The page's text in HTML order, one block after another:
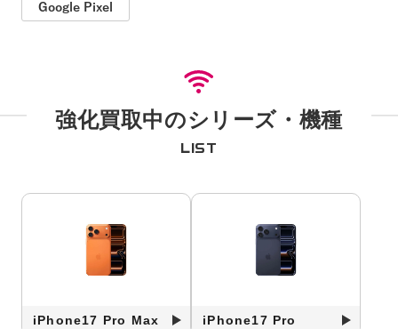
Google Pixel
強化買取中のシリーズ・機種
LIST
iPhone17 Pro Max iPhone17 Pro